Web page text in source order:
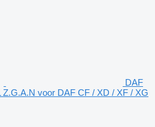
DAF
Z.G.A.N voor DAF CF / XD / XF / XG